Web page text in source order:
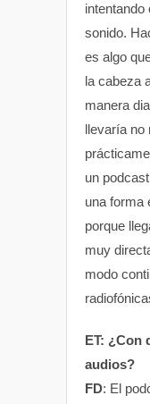
sonido.
es algo
la cabeza
manera
llevaría no
un
una forma
porque
muy
modo
ET: ¿Con
audios?
FD: El